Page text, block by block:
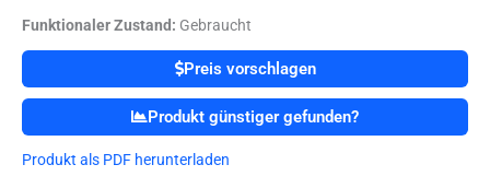
Funktionaler Zustand: Gebraucht
Preis vorschlagen
Produkt günstiger gefunden?
Produkt als PDF herunterladen